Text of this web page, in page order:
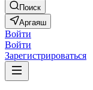
Поиск
Аргаяш
Войти
Войти
Зарегистрироваться